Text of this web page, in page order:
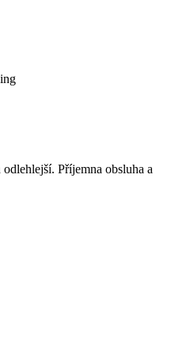
Příjemna obsluha a